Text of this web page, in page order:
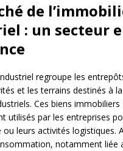
de
: un secteur
regroupe les
et les terrains destinés à
Ces biens immobiliers
utilisés par les entreprises
leurs activités logistiques.
notamment liée